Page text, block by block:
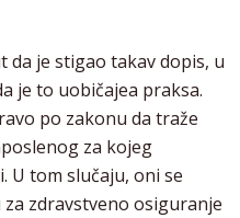
da je stigao takav dopis, u
je to uobičajea praksa.
po zakonu da traže
za kojeg
U tom slučaju, oni se
zdravstveno osiguranje